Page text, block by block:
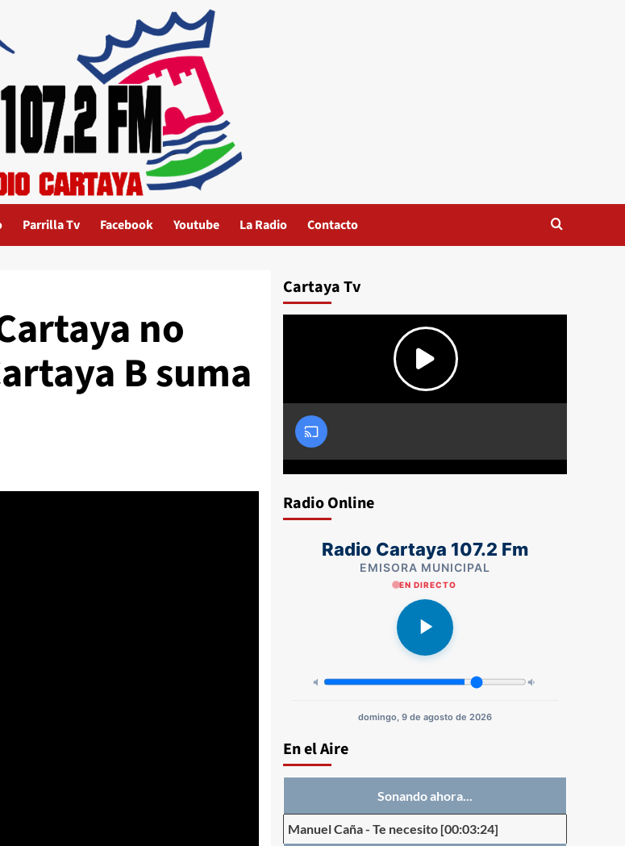
Parrilla Tv Facebook Youtube La Radio Contacto
no
B suma
Cartaya Tv
Radio Online
Radio Cartaya 107.2 Fm
EMISORA MUNICIPAL
EN DIRECTO
domingo, 9 de agosto de 2026
En el Aire
Sonando ahora...
Manuel Caña- Te necesito [00:03:24]